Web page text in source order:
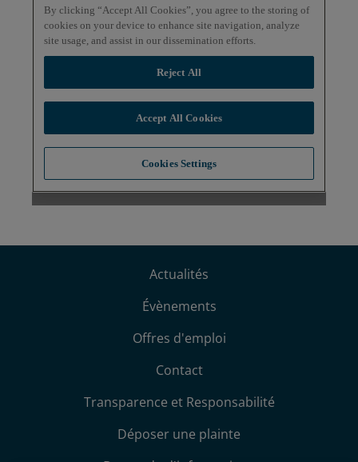
Actualités
Évènements
Offres d'emploi
Contact
Transparence et Responsabilité
Déposer une plainte